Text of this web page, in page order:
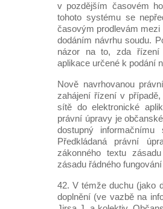
v pozdějším časovém
tohoto systému se
časovým prodlevám mezi
dodáním návrhu soudu.
názor na to, zda řízení
aplikace určené k podání
Nově navrhovanou
zahájení řízení v
sítě do elektronické
právní úpravy je
dostupný
Předkládaná právní
zákonného textu
zásadu řádného fungování
42. V témže duchu (jako
doplnění (ve vazbě na